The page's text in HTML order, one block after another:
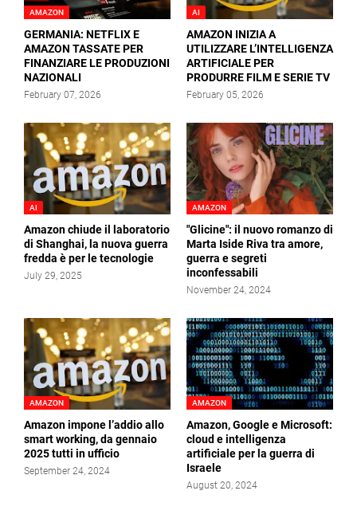
AMAZON
GERMANIA: NETFLIX E
AMAZON TASSATE PER
FINANZIARE LE PRODUZIONI
NAZIONALI
February 07, 2026
AI
AMAZON INIZIA A
UTILIZZARE L’INTELLIGENZA
ARTIFICIALE PER
PRODURRE FILM E SERIE TV
February 05, 2026
AI
Amazon chiude il laboratorio
di Shanghai, la nuova guerra
fredda è per le tecnologie
July 29, 2025
AMAZON
"Glicine": il nuovo romanzo di
Marta Iside Riva tra amore,
guerra e segreti
inconfessabili
November 24, 2024
AMAZON
Amazon impone l’addio allo
smart working, da gennaio
2025 tutti in ufficio
September 24, 2024
AMAZON
Amazon, Google e Microsoft:
cloud e intelligenza
artificiale per la guerra di
Israele
August 20, 2024